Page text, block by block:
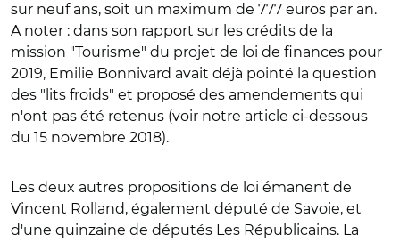
sur neuf ans, soit un maximum de 777 euros par an.
A noter : dans son rapport sur les crédits de la
mission "Tourisme" du projet de loi de finances pour
2019, Emilie Bonnivard avait déjà pointé la question
des "lits froids" et proposé des amendements qui
n'ont pas été retenus (voir notre article ci-dessous
du 15 novembre 2018).
Les deux autres propositions de loi émanent de
Vincent Rolland, également député de Savoie, et
d'une quinzaine de députés Les Républicains. La